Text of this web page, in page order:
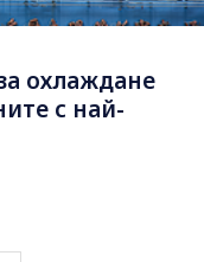
охлаждане
с най-